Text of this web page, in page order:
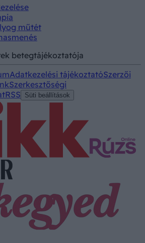
műtét
betegtájékoztatója
Adatkezelési tájékoztatóSzerzői
Szerkesztőségi
RSS Süti beállítások